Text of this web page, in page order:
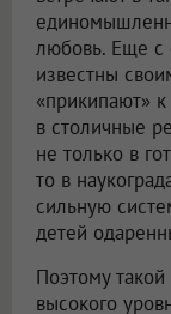
любовь. Еще с
известны
«прикипают»
в столичные
не только в
то в
сильную
детей
Поэтому
высокого